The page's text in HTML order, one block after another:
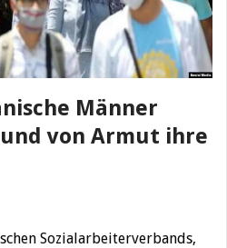
Männer
von Armut ihre
Sozialarbeiterverbands,